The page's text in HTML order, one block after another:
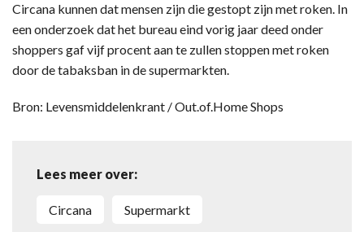
Circana kunnen dat mensen zijn die gestopt zijn met roken. In
een onderzoek dat het bureau eind vorig jaar deed onder
shoppers gaf vijf procent aan te zullen stoppen met roken
door de tabaksban in de supermarkten.
Bron: Levensmiddelenkrant / Out.of.Home Shops
Lees meer over:
Circana supermarkt